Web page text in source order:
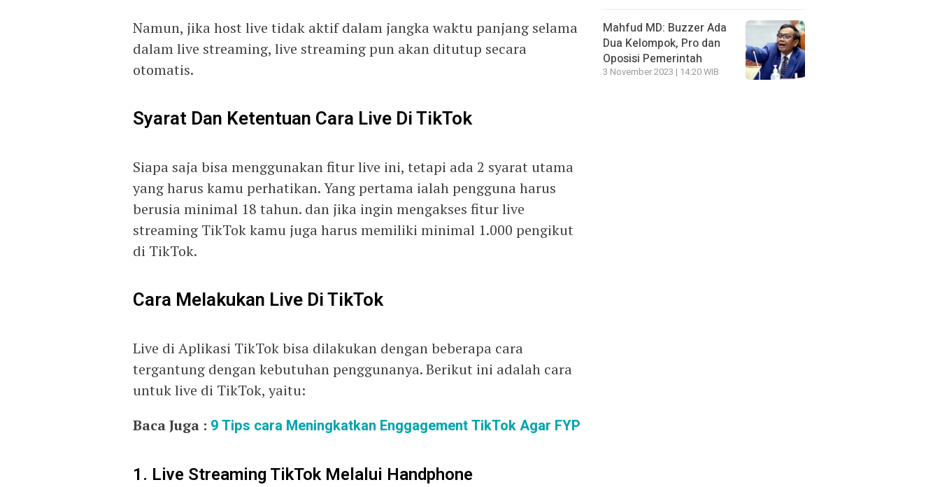
Namun, jika host live tidak aktif dalam jangka waktu panjang selama
dalam live streaming, live streaming pun akan ditutup secara
otomatis.
Syarat Dan Ketentuan Cara Live Di TikTok
Siapa saja bisa menggunakan fitur live ini, tetapi ada 2 syarat utama
yang harus kamu perhatikan. Yang pertama ialah pengguna harus
berusia minimal 18 tahun. dan jika ingin mengakses fitur live
streaming TikTok kamu juga harus memiliki minimal 1.000 pengikut
di TikTok.
Cara Melakukan Live Di TikTok
Live di Aplikasi TikTok bisa dilakukan dengan beberapa cara
tergantung dengan kebutuhan penggunanya. Berikut ini adalah cara
untuk live di TikTok, yaitu:
Baca Juga : 9 Tips cara Meningkatkan Enggagement TikTok Agar FYP
1. Live Streaming TikTok Melalui Handphone
Mahfud MD: Buzzer Ada
Dua Kelompok, Pro dan
Oposisi Pemerintah
3 November 2023 | 14:20 WIB